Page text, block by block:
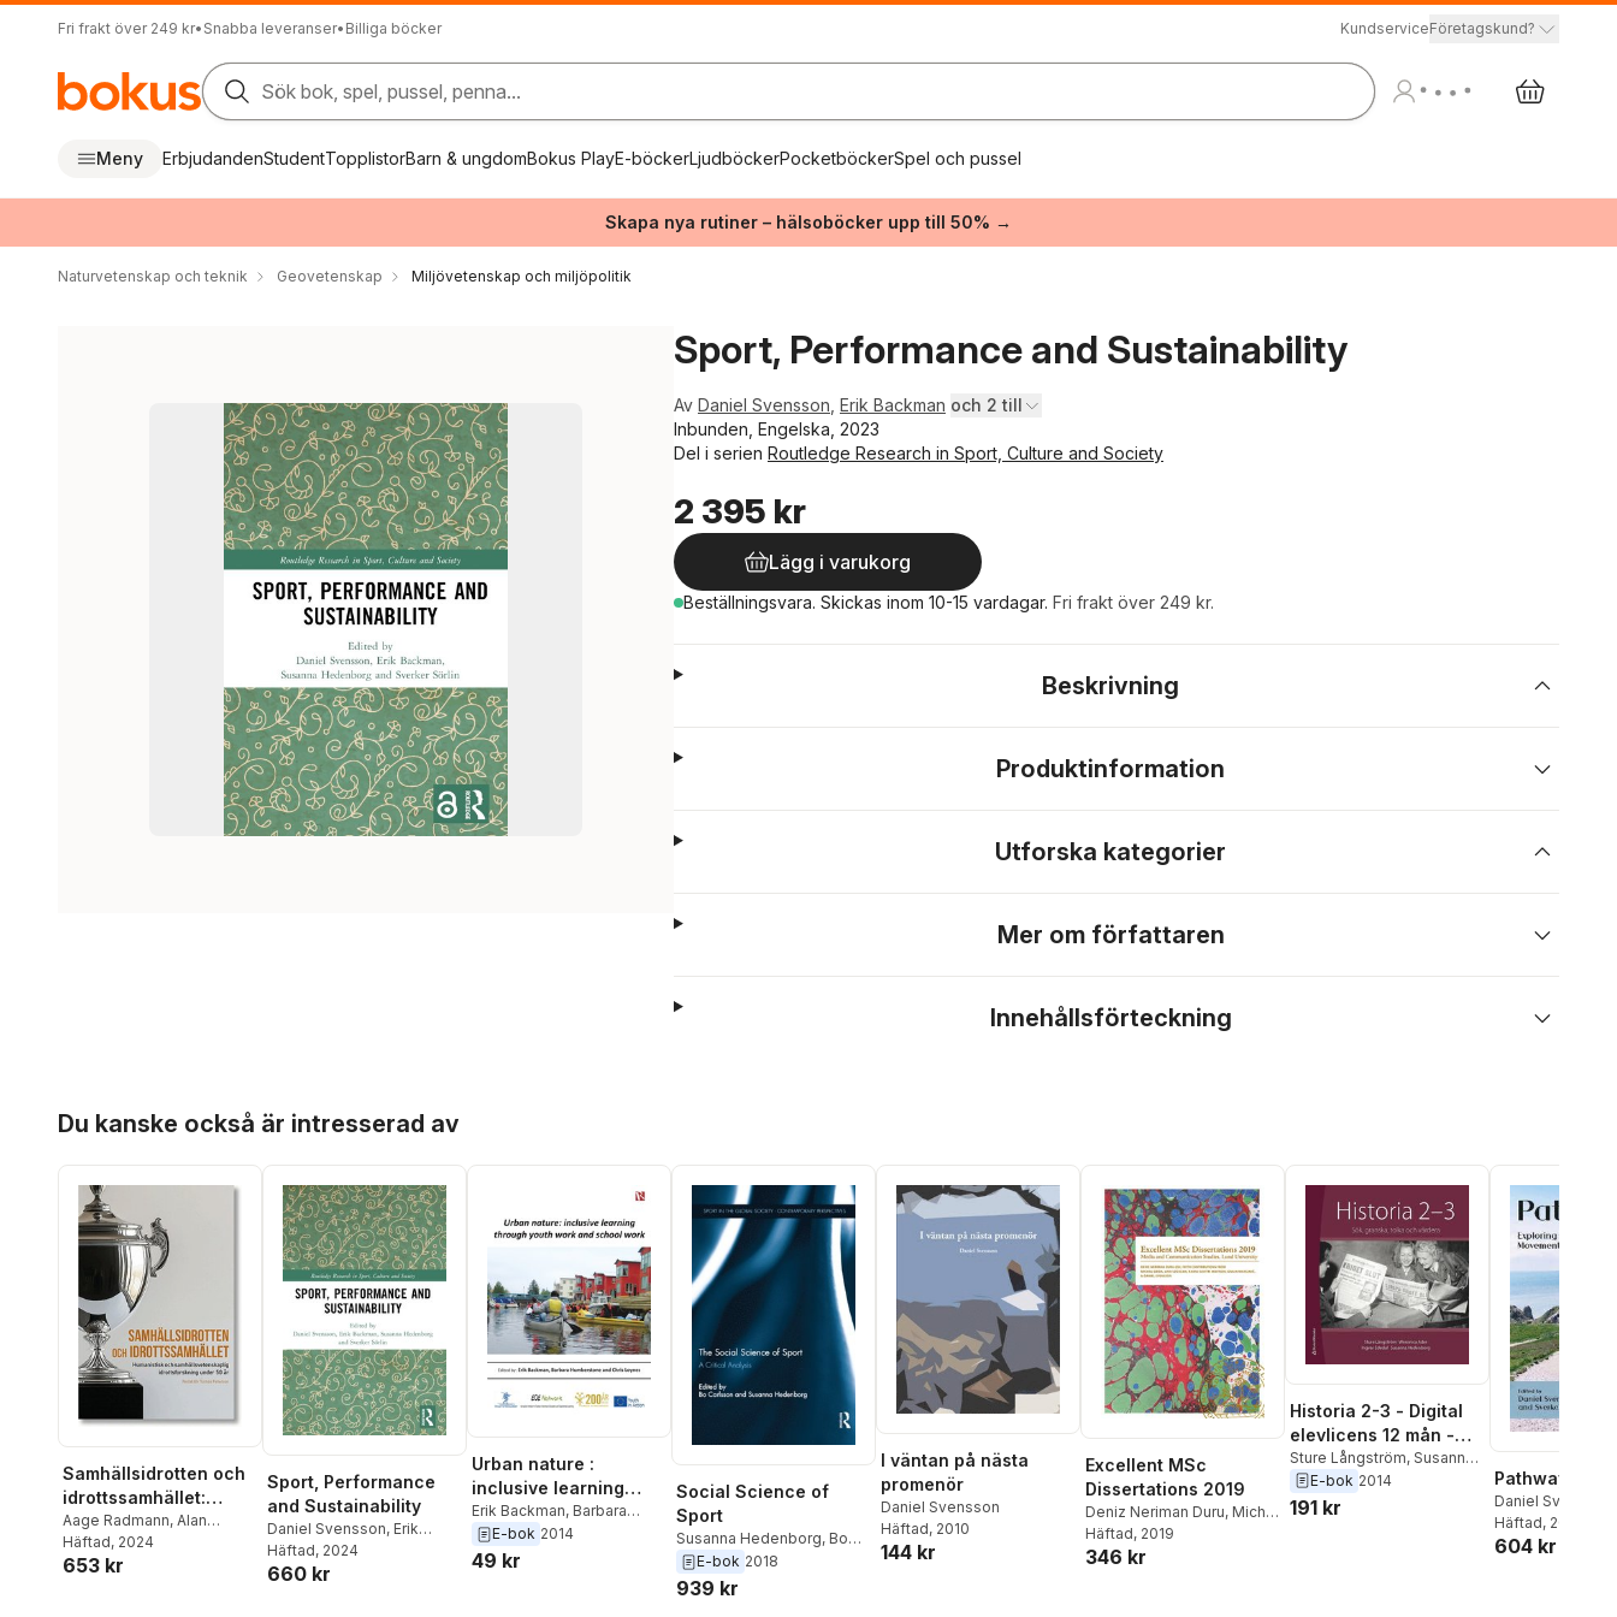
Fri frakt över 249 kr• Snabba leveranser• Billiga böcker KundserviceFöretagskund?
Sök bok, spel, pussel, penna...
Meny ErbjudandenStudentTopplistorBarn & ungdomBokus PlayE-böckerLjudböckerPocketböckerSpel och pussel
Skapa nya rutiner – hälsoböcker upp till 50% →
Naturvetenskap och teknik Geovetenskap Miljövetenskap och miljöpolitik
Sport, Performance and Sustainability
Av Daniel Svensson Erik Backman och 2 till
Inbunden, Engelska, 2023
Del i serien Routledge Research in Sport, Culture and Society
2 395 kr
Lägg i varukorg
Beställningsvara. Skickas inom 10-15 vardagar. Fri frakt över 249 kr.
Beskrivning
Produktinformation
Utforska kategorier
Mer om författaren
Innehållsförteckning
Du kanske också är intresserad av
Samhällsidrotten och
idrottssamhället:
Humanistisk och
samhällsvetenskaplig
idrottsforskning under
Aage Radmann, Alan
Bairner, Alexander
Jansson
Häftad, 2024
653 kr
Sport, Performance
and Sustainability
Daniel Svensson, Erik
Backman,Susanna
Hedenborg
Häftad, 2024
660 kr
Urban nature :
inclusive learning
through youth work
and school work
Erik Backman, Barbara
Humberstone,
Loynes
E-bok 2014
49 kr
Social Science of
Sport
Susanna Hedenborg, Bo
Carlsson
E-bok 2018
939 kr
I väntan på nästa
promenör
Daniel Svensson
Häftad, 2010
144 kr
Excellent MSc
Dissertations 2019
Deniz Neriman Duru, Michal
Gieda,Lina Lockean
Savitri Mafiroh
Häftad, 2019
346 kr
Historia 2-3 - Digital
elevlicens 12 mån -
Sök, granska, tolka
och värdera
Sture Långström, Susanna
Hedenborg,Ingvar Ededal
Weronica Ader
E-bok 2014
191 kr
Pathways
Daniel Svensson
Saltzman
Häftad, 2022
604 kr